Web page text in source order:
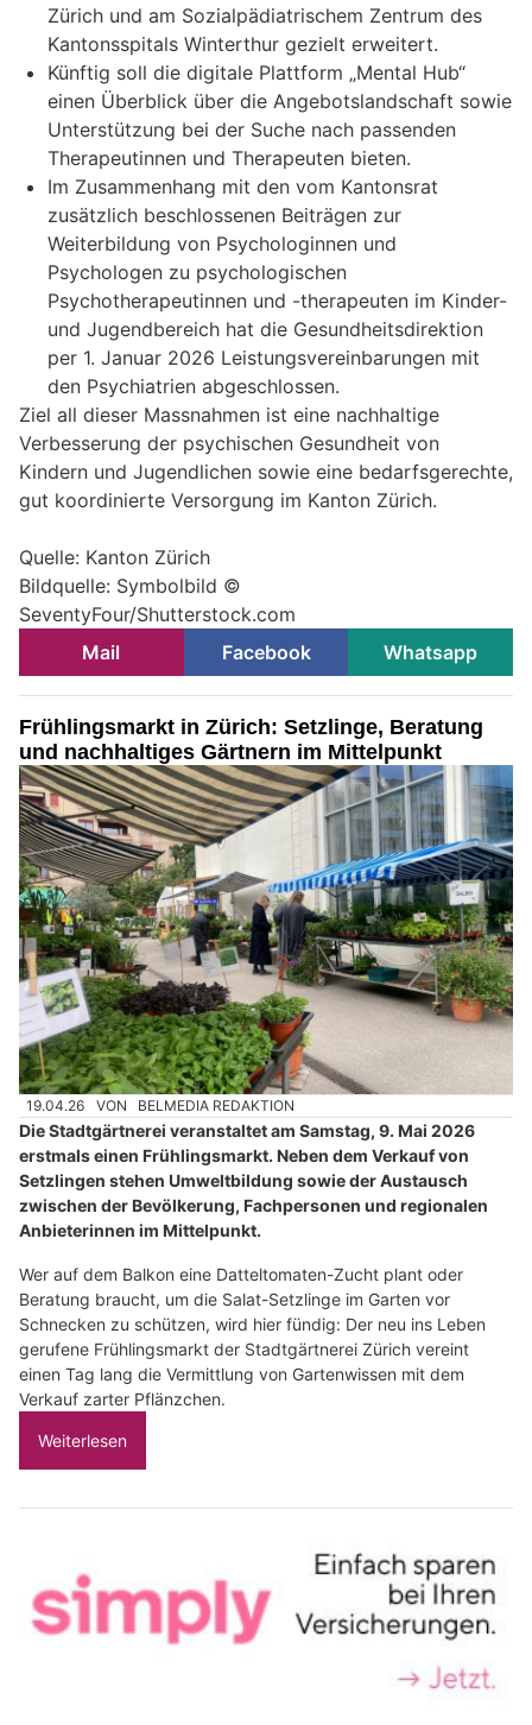
Zürich und am Sozialpädiatrischem Zentrum des
Kantonsspitals Winterthur gezielt erweitert.
Künftig soll die digitale Plattform „Mental Hub“
einen Überblick über die Angebotslandschaft sowie
Unterstützung bei der Suche nach passenden
Therapeutinnen und Therapeuten bieten.
Im Zusammenhang mit den vom Kantonsrat
zusätzlich beschlossenen Beiträgen zur
Weiterbildung von Psychologinnen und
Psychologen zu psychologischen
Psychotherapeutinnen und -therapeuten im Kinder-
und Jugendbereich hat die Gesundheitsdirektion
per 1. Januar 2026 Leistungsvereinbarungen mit
den Psychiatrien abgeschlossen.
Ziel all dieser Massnahmen ist eine nachhaltige
Verbesserung der psychischen Gesundheit von
Kindern und Jugendlichen sowie eine bedarfsgerechte,
gut koordinierte Versorgung im Kanton Zürich.
Quelle: Kanton Zürich
Bildquelle: Symbolbild ©
SeventyFour/Shutterstock.com
Mail
Facebook Whatsapp
Frühlingsmarkt in Zürich: Setzlinge, Beratung
und nachhaltiges Gärtnern im Mittelpunkt
19.04.26 VON BELMEDIA REDAKTION
Die Stadtgärtnerei veranstaltet am Samstag, 9. Mai 2026
erstmals einen Frühlingsmarkt. Neben dem Verkauf von
Setzlingen stehen Umweltbildung sowie der Austausch
zwischen der Bevölkerung, Fachpersonen und regionalen
Anbieterinnen im Mittelpunkt.
Wer auf dem Balkon eine Datteltomaten-Zucht plant oder
Beratung braucht, um die Salat-Setzlinge im Garten vor
Schnecken zu schützen, wird hier fündig: Der neu ins Leben
gerufene Frühlingsmarkt der Stadtgärtnerei Zürich vereint
einen Tag lang die Vermittlung von Gartenwissen mit dem
Verkauf zarter Pflänzchen.
Weiterlesen